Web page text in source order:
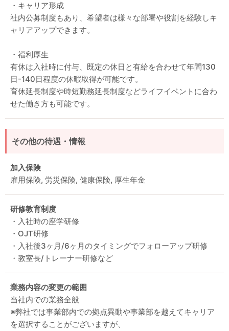
・キャリア形成
社内公募制度もあり、希望者は様々な部署や役割を経験しキ
ャリアアップできます。
・福利厚生
有休は入社時に付与、既定の休日と有給を合わせて年間130
日-140日程度の休暇取得が可能です。
育休延長制度や時短勤務延長制度などライフイベントに合わ
せた働き方も可能です。
その他の待遇・情報
加入保険
雇用保険, 労災保険, 健康保険, 厚生年金
研修教育制度
・入社時の座学研修
・OJT研修
・入社後3ヶ月/6ヶ月のタイミングでフォローアップ研修
・教室長/トレーナー研修など
業務内容の変更の範囲
当社内での業務全般
※弊社では事業部内での拠点異動や事業部を越えてキャリア
を選択することがございますが、